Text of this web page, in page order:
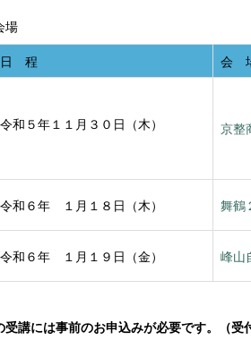
場
日 程
会
令和５年１１月３０日（木） 京整
令和６年 １月１８日（木） 舞鶴
令和６年 １月１９日（金） 峰山
受講には事前のお申込みが必要です。（受